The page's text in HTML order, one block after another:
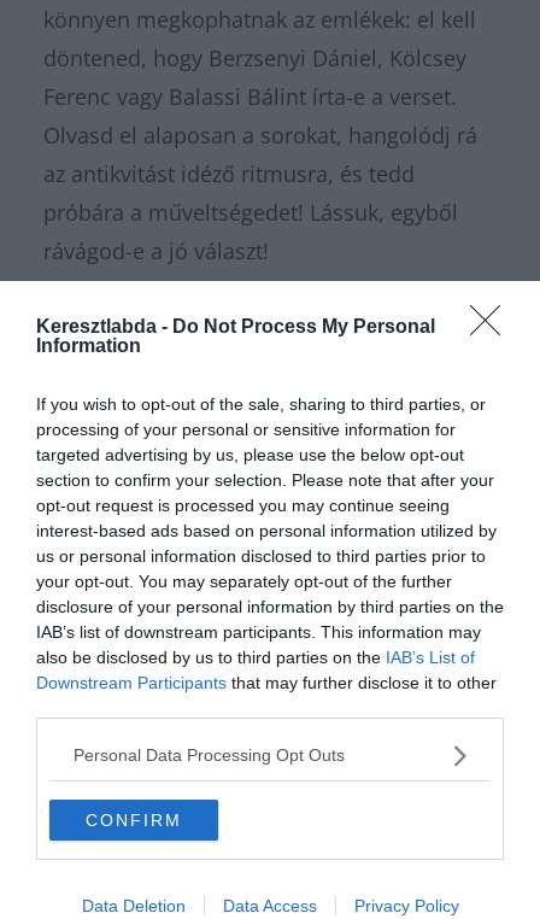
Keresztlabda - Do Not Process My Personal
Information
If you wish to opt-out of the sale, sharing to third parties, or
processing of your personal or sensitive information for
targeted advertising by us, please use the below opt-out
section to confirm your selection. Please note that after your
opt-out request is processed you may continue seeing
interest-based ads based on personal information utilized by
us or personal information disclosed to third parties prior to
your opt-out. You may separately opt-out of the further
disclosure of your personal information by third parties on the
IAB’s list of downstream participants. This information may
also be disclosed by us to third parties on the IAB’s List of
Downstream Participants that may further disclose it to other
Personal Data Processing Opt Outs
CONFIRM
Data Deletion Data Access Privacy Policy
könnyen megkophatnak az emlékek: el kell
döntened, hogy Berzsenyi Dániel, Kölcsey
Ferenc vagy Balassi Bálint írta-e a verset.
Olvasd el alaposan a sorokat, hangolódj rá
az antikvitást idéző ritmusra, és tedd
próbára a műveltségedet! Lássuk, egyből
rávágod-e a jó választ!
Nagyon sokféle irodalomkvízünkvan,
amivel karbantarthatod az
agytekervényeidet, csak nézz körül nálunk
éstovábbi érdekes napi játékokat találhatsz.
Hirdetés